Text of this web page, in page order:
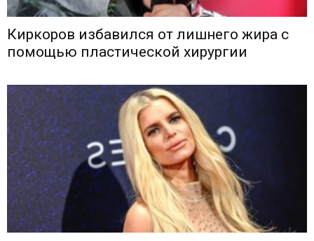
Киркоров избавился от лишнего жира с
помощью пластической хирургии